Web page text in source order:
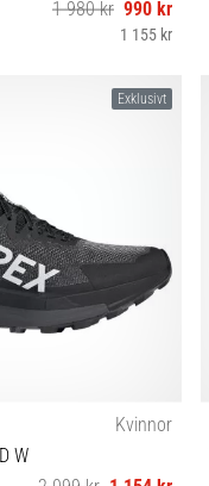
1 980 kr 990 kr
1 155 kr
Exklusivt
Kvinnor
W